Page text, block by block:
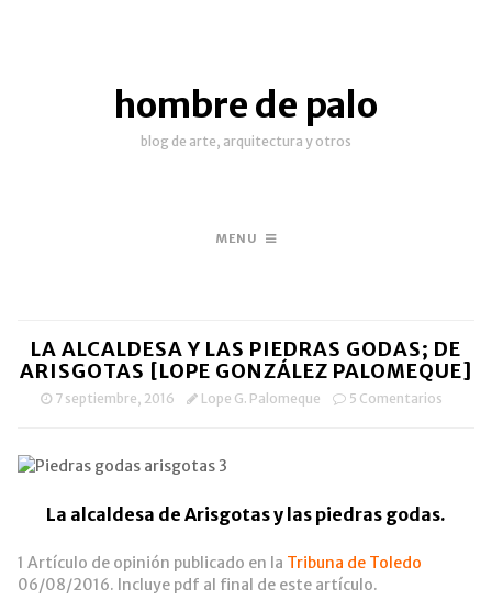
hombre de palo
blog de arte, arquitectura y otros
MENU
LA ALCALDESA Y LAS PIEDRAS GODAS; DE
ARISGOTAS [LOPE GONZÁLEZ PALOMEQUE]
7 septiembre, 2016 Lope G. Palomeque 5 Comentarios
La alcaldesa de Arisgotas y las piedras godas.
1 Artículo de opinión publicado en la Tribuna de Toledo
06/08/2016. Incluye pdf al final de este artículo.